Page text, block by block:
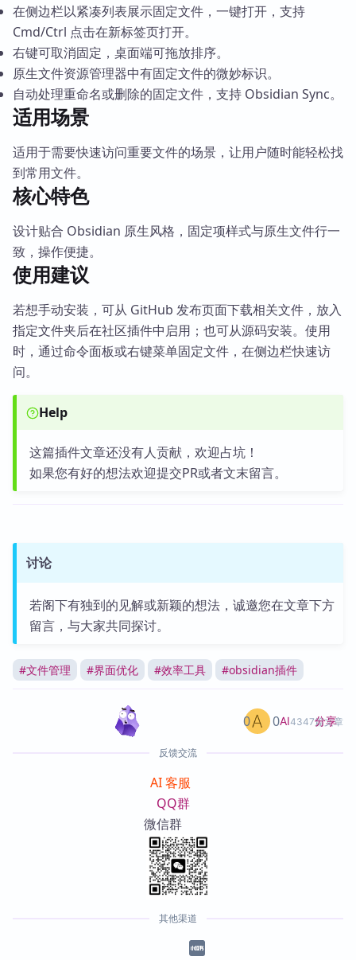
在侧边栏以紧凑列表展示固定文件，一键打开，支持
Cmd/Ctrl 点击在新标签页打开。
右键可取消固定，桌面端可拖放排序。
原生文件资源管理器中有固定文件的微妙标识。
自动处理重命名或删除的固定文件，支持 Obsidian Sync。
适用场景
适用于需要快速访问重要文件的场景，让用户随时能轻松找
到常用文件。
核心特色
设计贴合 Obsidian 原生风格，固定项样式与原生文件行一
致，操作便捷。
使用建议
若想手动安装，可从 GitHub 发布页面下载相关文件，放入
指定文件夹后在社区插件中启用；也可从源码安装。使用
时，通过命令面板或右键菜单固定文件，在侧边栏快速访
问。
Help
这篇插件文章还没有人贡献，欢迎占坑！
如果您有好的想法欢迎提交PR或者文末留言。
讨论
若阁下有独到的见解或新颖的想法，诚邀您在文章下方
留言，与大家共同探讨。
#文件管理 #界面优化 #效率工具 #obsidian插件
AI4347篇文章
0 0 分享
反馈交流
AI 客服
QQ群
微信群
其他渠道